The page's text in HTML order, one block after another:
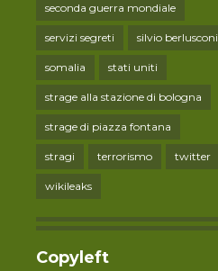
seconda guerra mondiale
servizi segreti silvio berlusconi
somalia stati uniti
strage alla stazione di bologna
strage di piazza fontana
stragi terrorismo twitter
wikileaks
Copyleft